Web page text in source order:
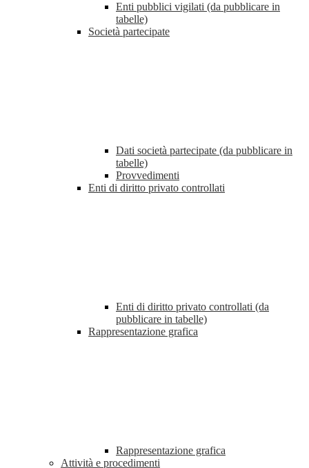
Enti pubblici vigilati (da pubblicare in
tabelle)
Società partecipate
Dati società partecipate (da pubblicare in
tabelle)
Provvedimenti
Enti di diritto privato controllati
Enti di diritto privato controllati (da
pubblicare in tabelle)
Rappresentazione grafica
Rappresentazione grafica
Attività e procedimenti